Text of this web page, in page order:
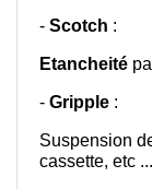
- Scotch :
Etancheité
- Gripple :
Suspension
cassette, etc ...